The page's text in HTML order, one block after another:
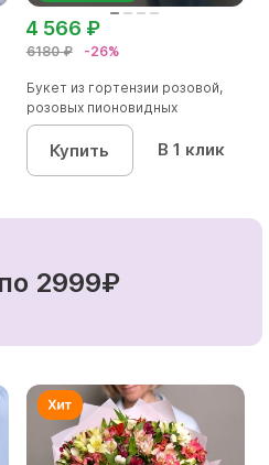
6180 ₽ -26%
4 566 ₽
Букет из гортензии розовой,
розовых пионовидных
кустовы...
Купить В 1 клик
2999₽